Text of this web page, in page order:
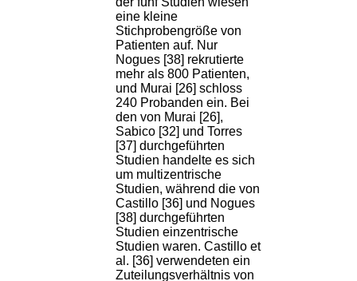
eine kleine
Stichprobengröße von
Patienten auf. Nur
Nogues [38] rekrutierte
mehr als 800 Patienten,
und Murai [26] schloss
240 Probanden ein. Bei
den von Murai [26],
Sabico [32] und Torres
[37] durchgeführten
Studien handelte es sich
um multizentrische
Studien, während die von
Castillo [36] und Nogues
[38] durchgeführten
Studien einzentrische
Studien waren. Castillo et
al. [36] verwendeten ein
Zuteilungsverhältnis von